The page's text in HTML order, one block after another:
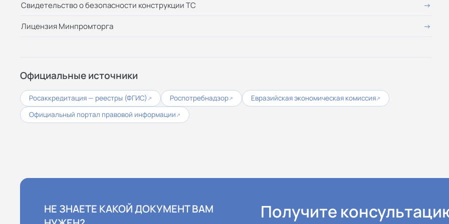
Свидетельство о безопасности конструкции ТС
Лицензия Минпромторга
Официальные источники
Росаккредитация — реестры (ФГИС) ↗ Роспотребнадзор↗ Евразийская экономическая комиссия↗
Официальный портал правовой информации ↗
НЕ ЗНАЕТЕ КАКОЙ ДОКУМЕНТ ВАМ
Получите